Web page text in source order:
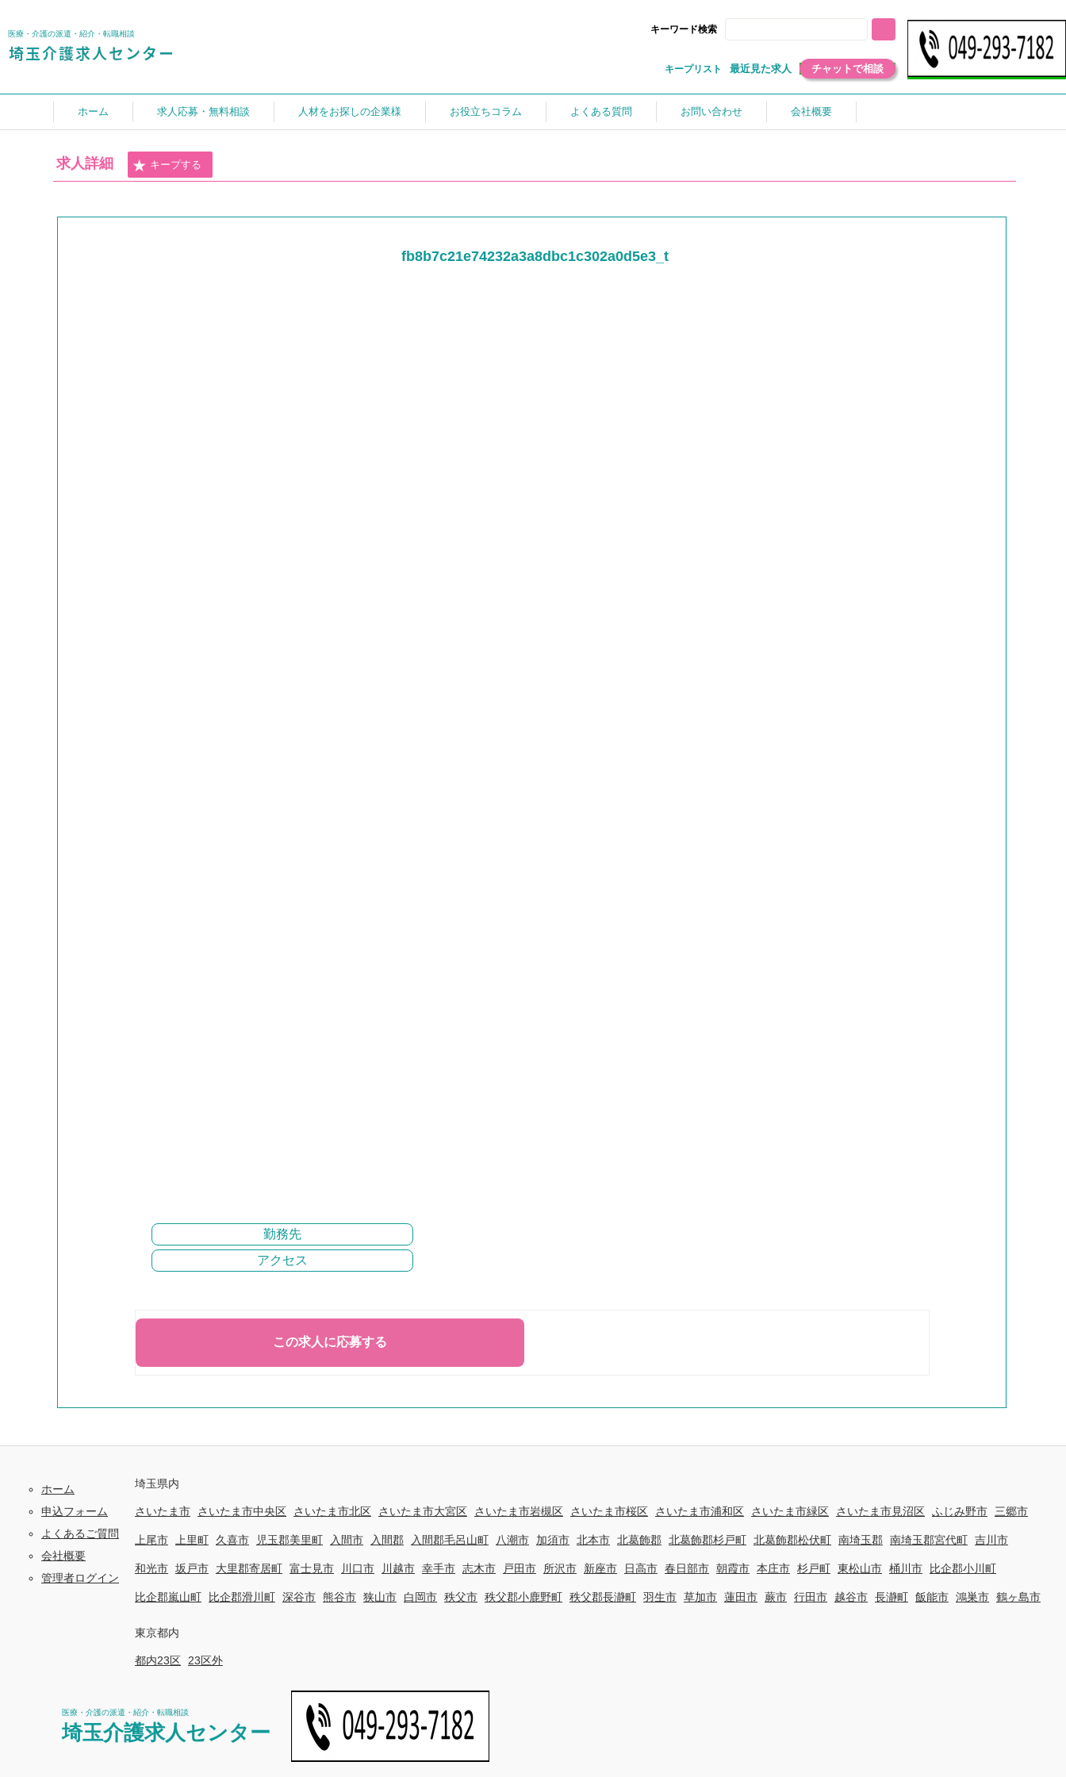
医療・介護の派遣・紹介・転職相談 キーワード検索
キープリスト 最近見た求人 チャットで相談
ホーム 求人応募・無料相談 人材をお探しの企業様 お役立ちコラム よくある質問 お問い合わせ 会社概要
求人詳細 キープする
fb8b7c21e74232a3a8dbc1c302a0d5e3_t
勤務先
アクセス
ホーム
申込フォーム
よくあるご質問
会社概要
管理者ログイン
埼玉県内
さいたま市 さいたま市中央区 さいたま市北区 さいたま市大宮区 さいたま市岩槻区 さいたま市桜区 さいたま市浦和区 さいたま市緑区 さいたま市見沼区 ふじみ野市 三郷市
上尾市 上里町 久喜市 児玉郡美里町 入間市 入間郡 入間郡毛呂山町 八潮市 加須市 北本市 北葛飾郡 北葛飾郡杉戸町 北葛飾郡松伏町 南埼玉郡 南埼玉郡宮代町 吉川市
和光市 坂戸市 大里郡寄居町 富士見市 川口市 川越市 幸手市 志木市 戸田市 所沢市 新座市 日高市 春日部市 朝霞市 本庄市 杉戸町 東松山市 桶川市 比企郡小川町
比企郡嵐山町 比企郡滑川町 深谷市 熊谷市 狭山市 白岡市 秩父市 秩父郡小鹿野町 秩父郡長瀞町 羽生市 草加市 蓮田市 蕨市 行田市 越谷市 長瀞町 飯能市 鴻巣市 鶴ヶ島市
東京都内
都内23区 23区外
医療・介護の派遣・紹介・転職相談
埼玉介護求人センター